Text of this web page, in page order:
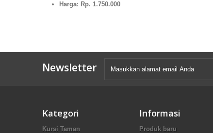
Harga: Rp. 1.750.000
Newsletter
Kategori
Kursi Taman
Informasi
Produk baru